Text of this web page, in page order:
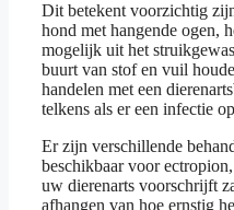
Dit betekent voorzichtig
hond met hangende ogen,
mogelijk uit het
buurt van stof en vuil
handelen met een
telkens als er een infectie
Er zijn verschillende
beschikbaar voor
uw dierenarts voorschrijft
afhangen van hoe ernstig